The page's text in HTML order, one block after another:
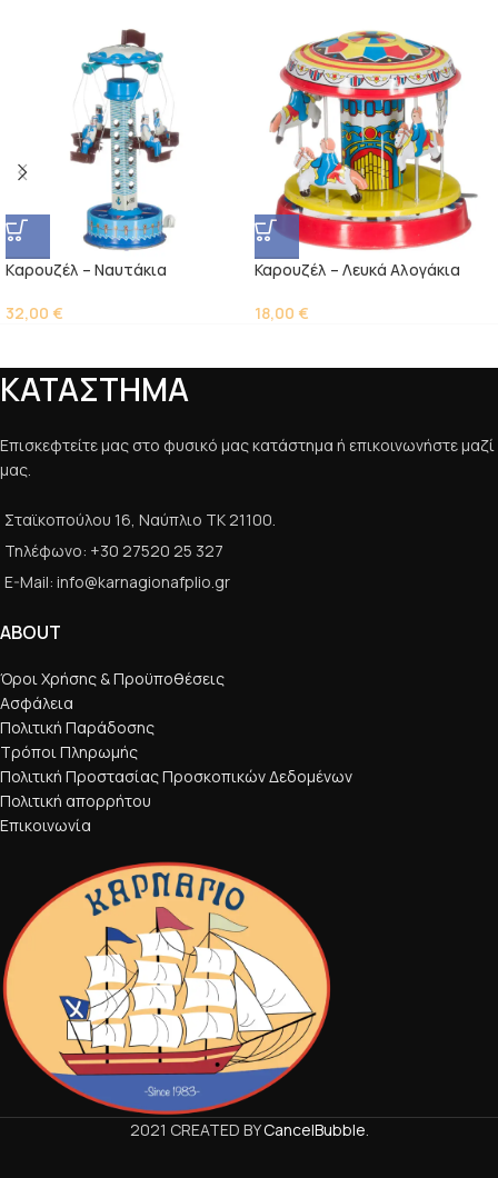
Kαρουζέλ – Ναυτάκια
32,00 €
Καρουζέλ – Λευκά Αλογάκια
18,00 €
ΚΑΤΑΣΤΗΜΑ
Επισκεφτείτε μας στο φυσικό μας κατάστημα ή επικοινωνήστε μαζί
μας.
Σταϊκοπούλου 16, Ναύπλιο ΤΚ 21100.
Τηλέφωνο: +30 27520 25 327
E-Mail: info@karnagionafplio.gr
ABOUT
Όροι Χρήσης & Προϋποθέσεις
Ασφάλεια
Πολιτική Παράδοσης
Τρόποι Πληρωμής
Πολιτική Προστασίας Προσκοπικών Δεδομένων
Πολιτική απορρήτου
Επικοινωνία
2021 CREATED BYCancelBubble.